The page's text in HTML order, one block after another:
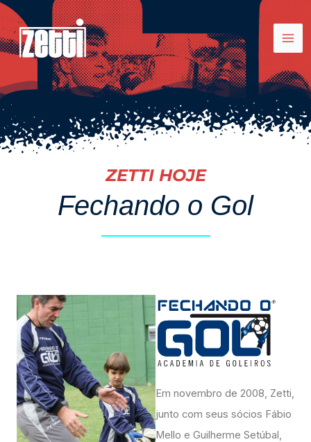
Ir
para
o
conteúdo
ZETTI HOJE
Fechando o Gol
Em novembro de 2008, Zetti,
junto com seus sócios Fábio
Mello e Guilherme Setúbal,